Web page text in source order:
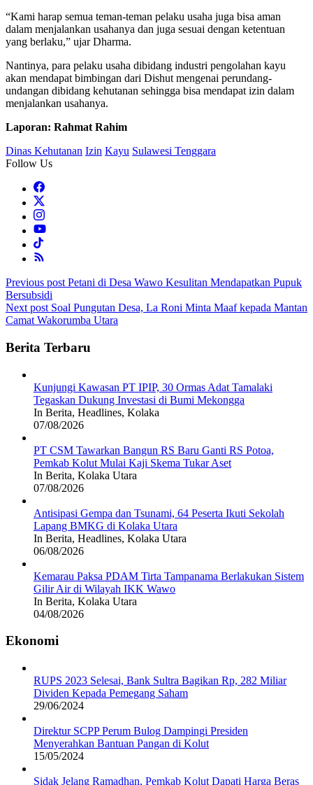
“Kami harap semua teman-teman pelaku usaha juga bisa aman
dalam menjalankan usahanya dan juga sesuai dengan ketentuan
yang berlaku,” ujar Dharma.
Nantinya, para pelaku usaha dibidang industri pengolahan kayu
akan mendapat bimbingan dari Dishut mengenai perundang-
undangan dibidang kehutanan sehingga bisa mendapat izin dalam
menjalankan usahanya.
Laporan: Rahmat Rahim
Dinas Kehutanan Izin Kayu Sulawesi Tenggara
Follow Us
Post
navigation
Previous post Petani di Desa Wawo Kesulitan Mendapatkan Pupuk
Bersubsidi
Next post Soal Pungutan Desa, La Roni Minta Maaf kepada Mantan
Camat Wakorumba Utara
Berita Terbaru
Kunjungi Kawasan PT IPIP, 30 Ormas Adat Tamalaki
Tegaskan Dukung Investasi di Bumi Mekongga
In Berita, Headlines, Kolaka
07/08/2026
PT CSM Tawarkan Bangun RS Baru Ganti RS Potoa,
Pemkab Kolut Mulai Kaji Skema Tukar Aset
In Berita, Kolaka Utara
07/08/2026
Antisipasi Gempa dan Tsunami, 64 Peserta Ikuti Sekolah
Lapang BMKG di Kolaka Utara
In Berita, Headlines, Kolaka Utara
06/08/2026
Kemarau Paksa PDAM Tirta Tampanama Berlakukan Sistem
Gilir Air di Wilayah IKK Wawo
In Berita, Kolaka Utara
04/08/2026
Ekonomi
RUPS 2023 Selesai, Bank Sultra Bagikan Rp, 282 Miliar
Dividen Kepada Pemegang Saham
29/06/2024
Direktur SCPP Perum Bulog Dampingi Presiden
Menyerahkan Bantuan Pangan di Kolut
15/05/2024
Sidak Jelang Ramadhan, Pemkab Kolut Dapati Harga Beras